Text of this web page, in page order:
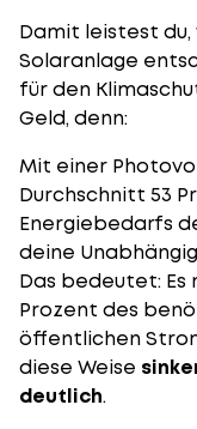
Damit leistest
Solaranlage
für den
Geld, denn:
Mit einer
Durchschnitt 53
Energiebedarfs
deine
Das bedeutet: Es
Prozent des
öffentlichen
diese Weise
deutlich.